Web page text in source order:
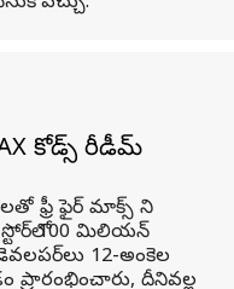
కోడ్స్ రీడీమ్
ఫ్రీ ఫైర్ మాక్స్ ని
100 మిలియన్
12-అంకెల
దీనివల్ల